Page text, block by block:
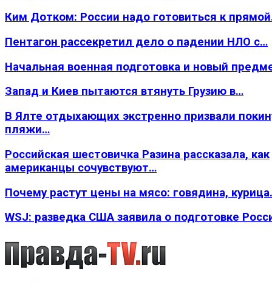
Ким Дотком: России надо готовиться к
Пентагон рассекретил дело о падении НЛО с…
Начальная военная подготовка и новый
Запад и Киев пытаются втянуть Грузию в…
В Ялте отдыхающих экстренно призвали
пляжи…
Российская шестовичка Разина рассказала, как
американцы сочувствуют…
Почему растут цены на мясо: говядина,
WSJ: разведка США заявила о подготовке